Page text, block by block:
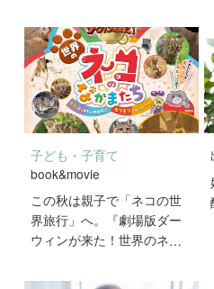
子ども・子育て
book&movie
この秋は親子で「ネコの世
界旅行」へ。『劇場版ダー
ウィンが来た！世界のネコ
公開！